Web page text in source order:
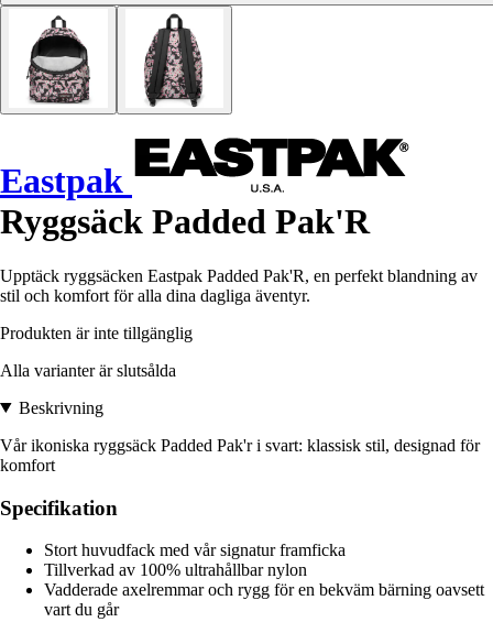
Eastpak
Ryggsäck Padded Pak'R
Upptäck ryggsäcken Eastpak Padded Pak'R, en perfekt blandning av
stil och komfort för alla dina dagliga äventyr.
Produkten är inte tillgänglig
Alla varianter är slutsålda
Beskrivning
Vår ikoniska ryggsäck Padded Pak'r i svart: klassisk stil, designad för
komfort
Specifikation
Stort huvudfack med vår signatur framficka
Tillverkad av 100% ultrahållbar nylon
Vadderade axelremmar och rygg för en bekväm bärning oavsett
vart du går